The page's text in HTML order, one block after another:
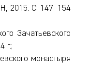
2015. C. 147–154
Зачатьевского
г.;
монастыря